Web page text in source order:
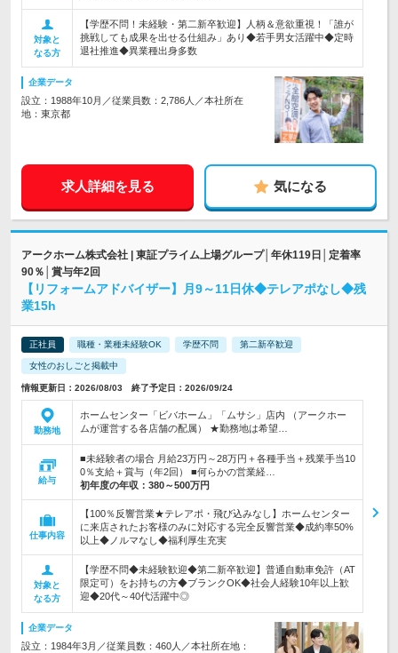
対象と
なる方
【学歴不問！未経験・第二新卒歓迎】人柄＆意欲重視！「誰が
挑戦しても成果を出せる仕組み」あり◆若手男女活躍中◆定時
退社推進◆異業種出身多数
企業データ
設立：1988年10月／従業員数：2,786人／本社所在
地：東京都
求人詳細を見る 気になる
アークホーム株式会社 | 東証プライム上場グループ│年休119日│定着率
90％│賞与年2回
【リフォームアドバイザー】月9～11日休◆テレアポなし◆残
業15h
正社員 職種・業種未経験OK 学歴不問 第二新卒歓迎
女性のおしごと掲載中
情報更新日：2026/08/03 終了予定日：2026/09/24
勤務地
ホームセンター「ビバホーム」「ムサシ」店内 （アークホー
ムが運営する各店舗の配属） ★勤務地は希望…
給与
■未経験者の場合 月給23万円～28万円＋各種手当＋残業手当10
0％支給＋賞与（年2回） ■何らかの営業経…
初年度の年収： 380～500万円
仕事内容
【100％反響営業★テレアポ・飛び込みなし】ホームセンター
に来店されたお客様のみに対応する完全反響営業◆成約率50%
以上◆ノルマなし◆福利厚生充実
対象と
なる方
【学歴不問◆未経験歓迎◆第二新卒歓迎】普通自動車免許（AT
限定可）をお持ちの方◆ブランクOK◆社会人経験10年以上歓
迎◆20代～40代活躍中◎
企業データ
設立：1984年3月／従業員数：460人／本社所在地：